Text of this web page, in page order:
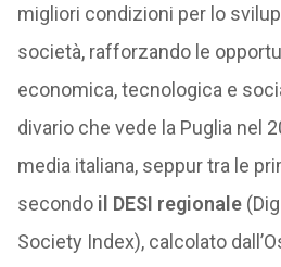
migliori condizioni per lo
società, rafforzando le
economica, tecnologica e
divario che vede la Puglia nel
media italiana, seppur tra le
secondoil DESI regionale
Society Index), calcolato